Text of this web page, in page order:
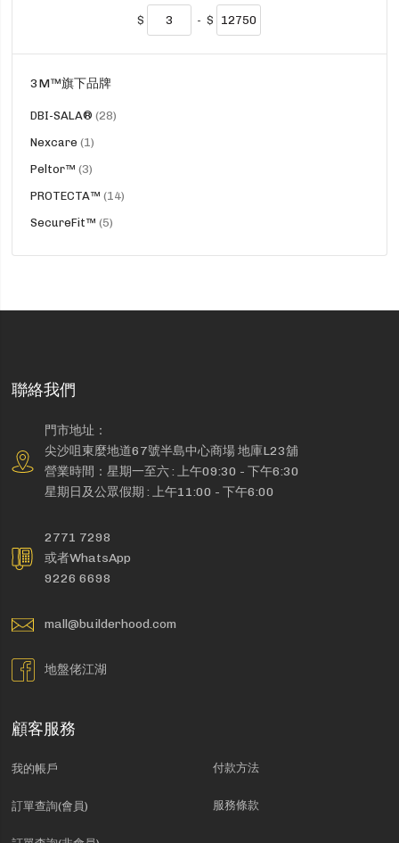
$ - $
3M™旗下品牌
DBI-SALA® 28貨
Nexcare 1貨
Peltor™ 3貨
PROTECTA™ 14貨
SecureFit™ 5貨
聯絡我們
門市地址：
尖沙咀東麼地道67號半島中心商場 地庫L23舖
營業時間：星期一至六 : 上午09:30 - 下午6:30
星期日及公眾假期 : 上午11:00 - 下午6:00
2771 7298
或者WhatsApp
9226 6698
mall@builderhood.com
地盤佬江湖
顧客服務
我的帳戶
訂單查詢(會員)
付款方法
服務條款